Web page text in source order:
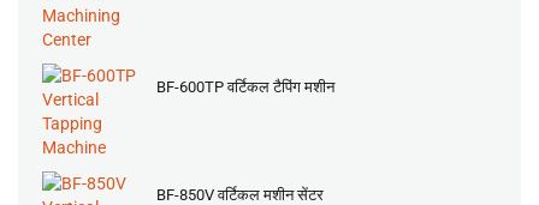
BF-600TP वर्टिकल टैपिंग मशीन
BF-850V वर्टिकल मशीन सेंटर